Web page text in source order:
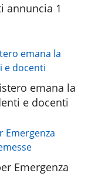
annuncia 1
emana la
e docenti
Emergenza